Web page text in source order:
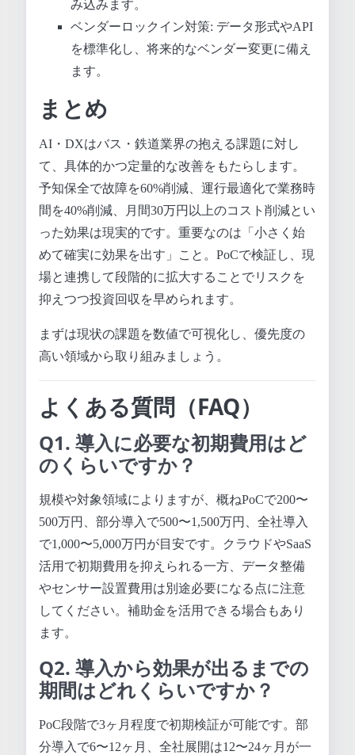
み込みます。
ベンダーロックイン対策: データ形式やAPI
を標準化し、将来的なベンダー変更に備え
ます。
まとめ
AI・DXはバス・鉄道業界の抱える課題に対し
て、具体的かつ定量的な改善をもたらします。
予知保全で故障を60%削減、運行最適化で業務時
間を40%削減、月間30万円以上のコスト削減とい
った効果は現実的です。重要なのは「小さく始
めて確実に効果を出す」こと。PoCで検証し、現
場と連携して段階的に拡大することでリスクを
抑えつつ投資回収を早められます。
まずは現状の課題を数値で可視化し、優先度の
高い領域から取り組みましょう。
よくある質問（FAQ）
Q1. 導入に必要な初期費用はど
のくらいですか？
規模や対象領域によりますが、概ねPoCで200〜
500万円、部分導入で500〜1,500万円、全社導入
で1,000〜5,000万円が目安です。クラウドやSaaS
活用で初期費用を抑えられる一方、データ整備
やセンサー設置費用は別途必要になる点に注意
してください。補助金を活用できる場合もあり
ます。
Q2. 導入から効果が出るまでの
期間はどれくらいですか？
PoC段階で3ヶ月程度で初期検証が可能です。部
分導入で6〜12ヶ月、全社展開は12〜24ヶ月が一